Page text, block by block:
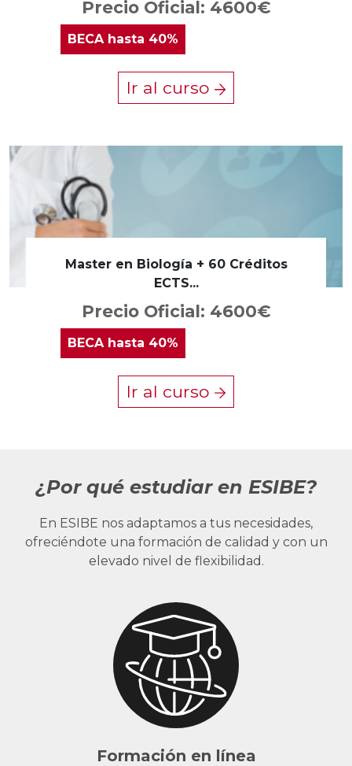
Precio Oficial: 4600€
BECAhasta 40%
Ir al curso
Master en Biología + 60 Créditos
ECTS...
Precio Oficial: 4600€
BECA hasta 40%
Ir al curso
¿Por qué estudiar en ESIBE?
En ESIBE nos adaptamos a tus necesidades,
ofreciéndote una formación de calidad y con un
elevado nivel de flexibilidad.
Formación en línea